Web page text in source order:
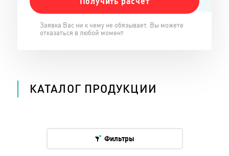
Заявка Вас ни к чему не обязывает. Вы можете
отказаться в любой момент
КАТАЛОГ ПРОДУКЦИИ
Фильтры